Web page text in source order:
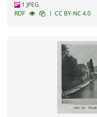
1 JPEG
RDF
| CC BY-NC 4.0